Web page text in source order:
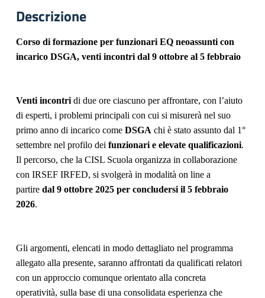
Descrizione
Corso di formazione per funzionari EQ neoassunti con
incarico DSGA, venti incontri dal 9 ottobre al 5 febbraio
Venti incontri di due ore ciascuno per affrontare, con l’aiuto
di esperti, i problemi principali con cui si misurerà nel suo
primo anno di incarico come DSGA chi è stato assunto dal 1°
settembre nel profilo dei funzionari e elevate qualificazioni.
Il percorso, che la CISL Scuola organizza in collaborazione
con IRSEF IRFED, si svolgerà in modalità on line a
partire dal 9 ottobre 2025 per concludersi il 5 febbraio
2026.
Gli argomenti, elencati in modo dettagliato nel programma
allegato alla presente, saranno affrontati da qualificati relatori
con un approccio comunque orientato alla concreta
operatività, sulla base di una consolidata esperienza che